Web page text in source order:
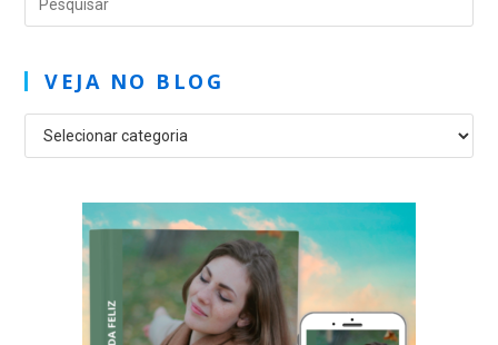
VEJA NO BLOG